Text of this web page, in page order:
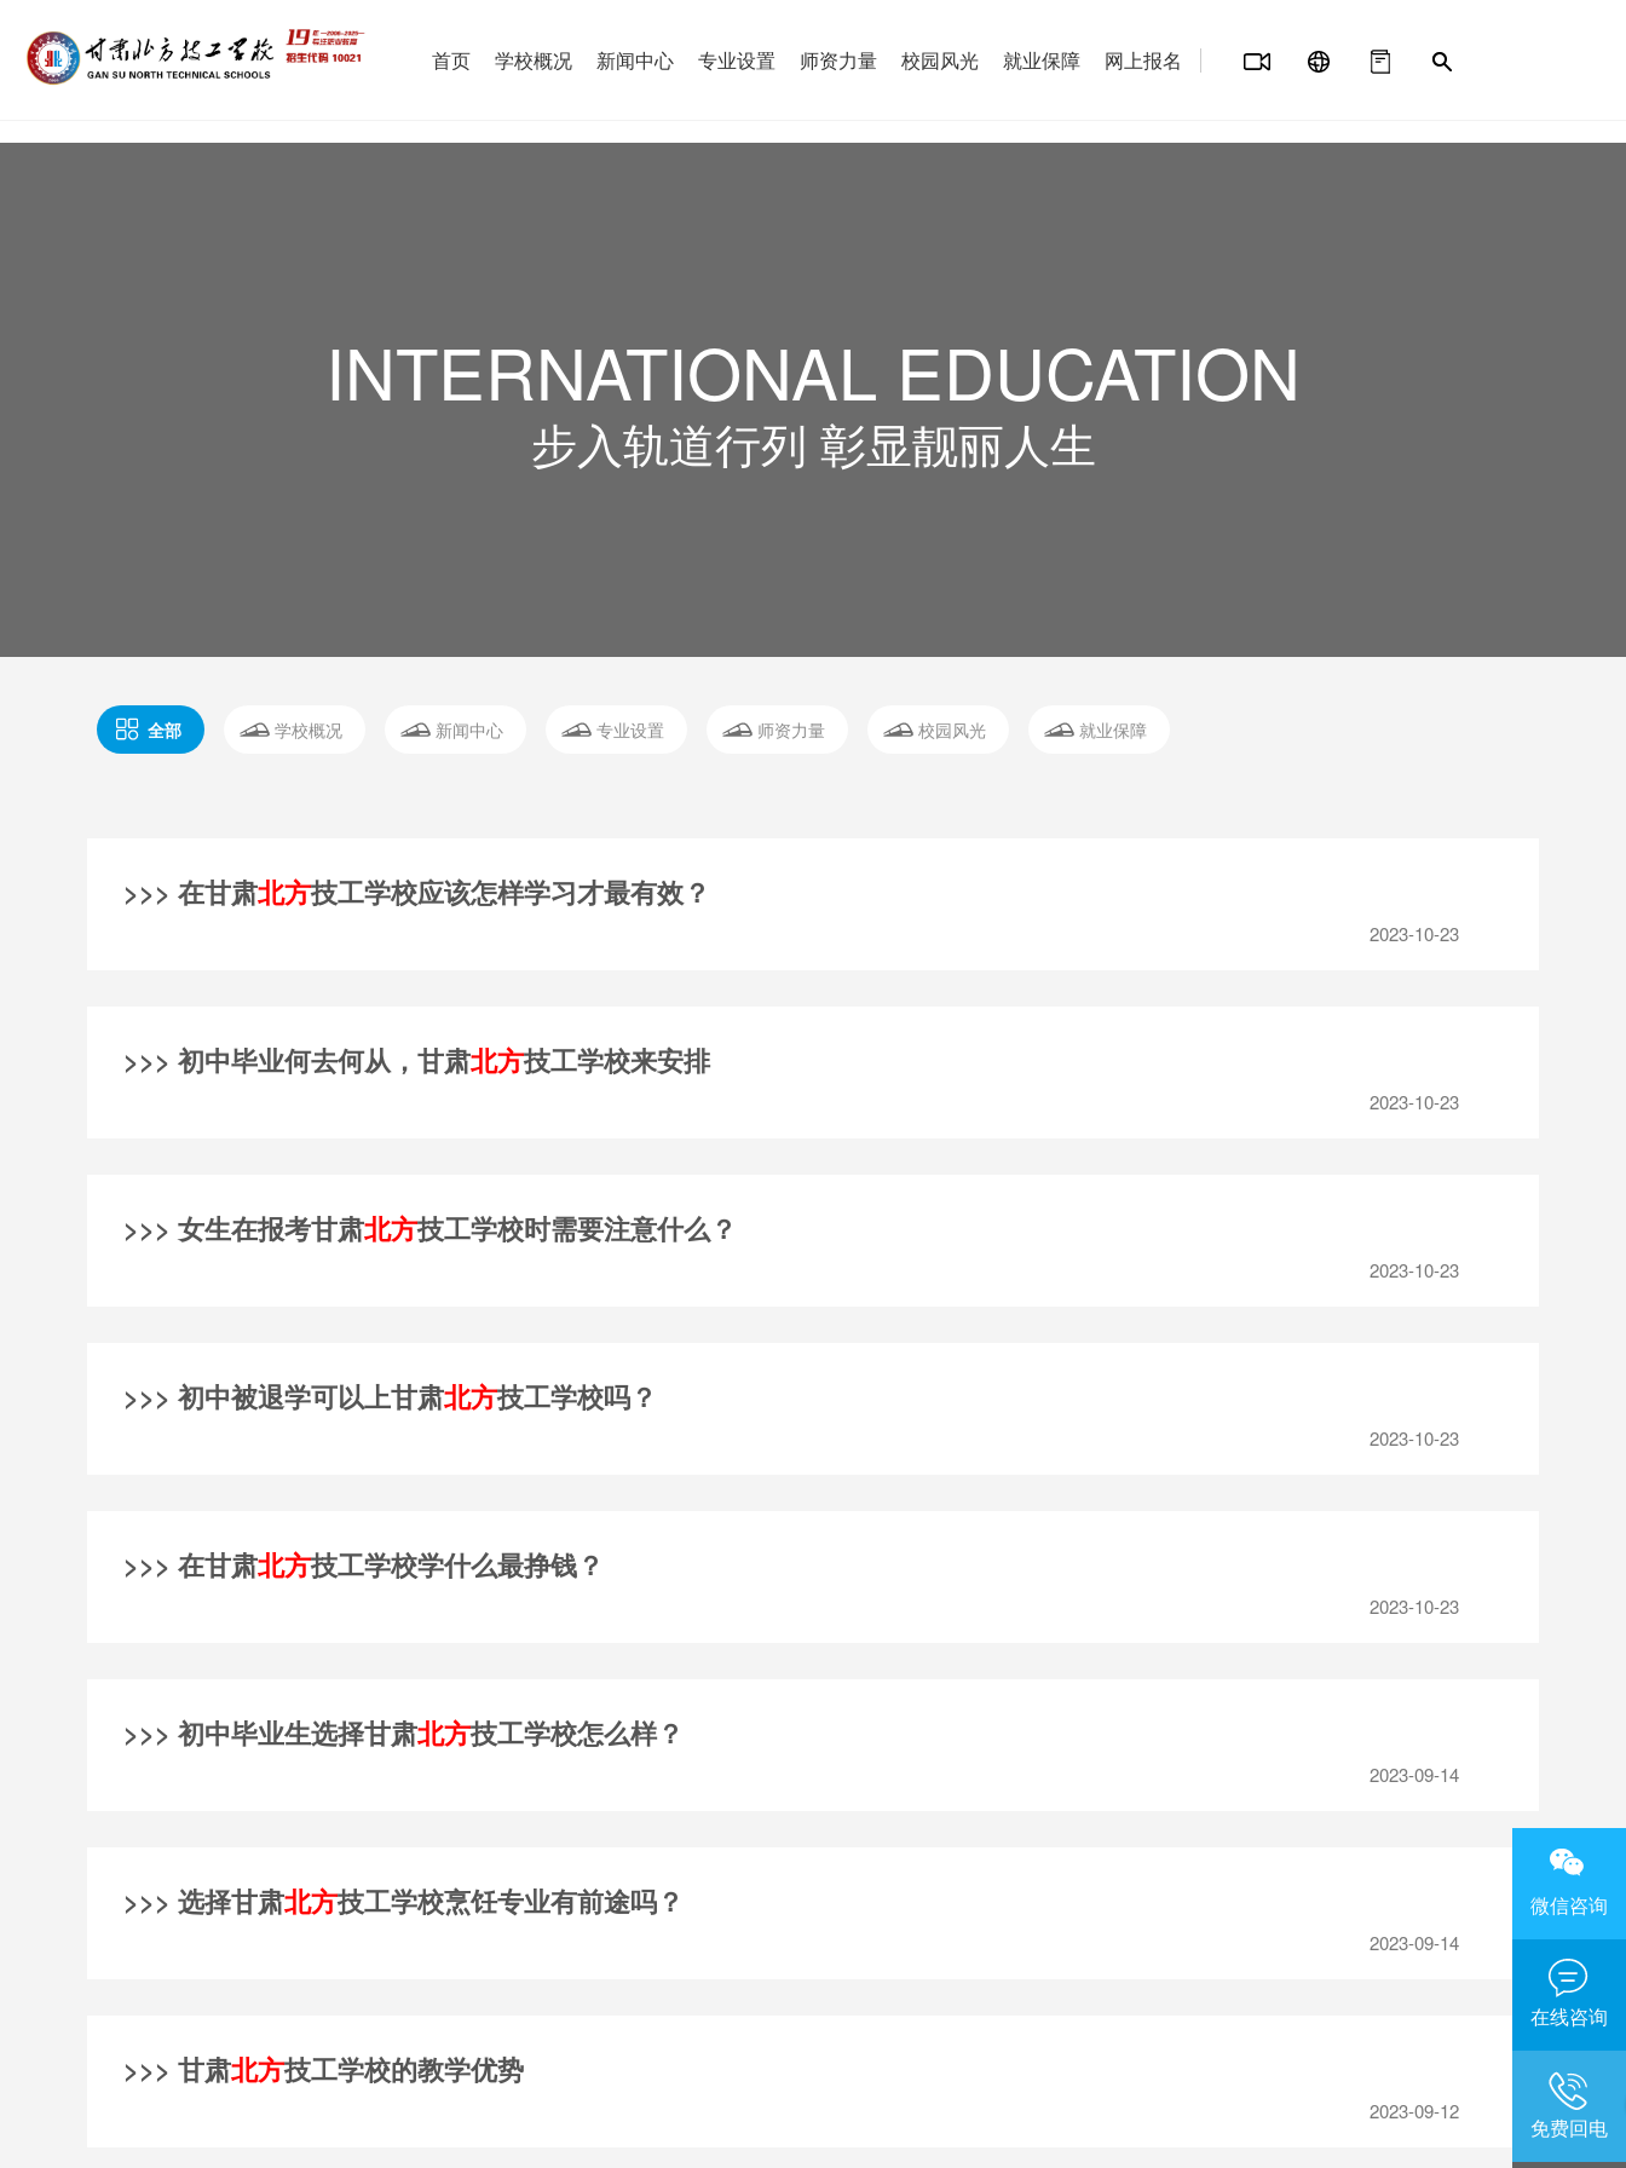
首页 学校概况 新闻中心 专业设置 师资力量 校园风光 就业保障 网上报名
INTERNATIONAL EDUCATION
步入轨道行列 彰显靓丽人生
全部 学校概况 新闻中心 专业设置 师资力量 校园风光 就业保障
>>> 在甘肃北方技工学校应该怎样学习才最有效？
2023-10-23
>>> 初中毕业何去何从，甘肃北方技工学校来安排
2023-10-23
>>> 女生在报考甘肃北方技工学校时需要注意什么？
2023-10-23
>>> 初中被退学可以上甘肃北方技工学校吗？
2023-10-23
>>> 在甘肃北方技工学校学什么最挣钱？
2023-10-23
>>> 初中毕业生选择甘肃北方技工学校怎么样？
2023-09-14
>>> 选择甘肃北方技工学校烹饪专业有前途吗？
2023-09-14
>>> 甘肃北方技工学校的教学优势
2023-09-12
微信咨询
在线咨询
免费回电